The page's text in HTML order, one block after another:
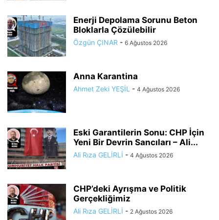
Enerji Depolama Sorunu Beton
Bloklarla Çözülebilir
Özgün ÇINAR - 6 Ağustos 2026
Anna Karantina
Ahmet Zeki YEŞİL - 4 Ağustos 2026
Eski Garantilerin Sonu: CHP İçin
Yeni Bir Devrin Sancıları – Ali...
Ali Rıza GELİRLİ - 4 Ağustos 2026
CHP’deki Ayrışma ve Politik
Gerçekliğimiz
Ali Rıza GELİRLİ - 2 Ağustos 2026